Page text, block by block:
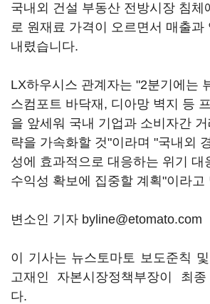
국내외 건설 부동산 전방시장 침체
로 원재료 가격이 오르면서 매출과
내렸습니다.
LX하우시스 관계자는 "2분기에는
스컴포트 바닥재, 디아망 벽지 등
을 앞세워 국내 기업과 소비자간
략을 가속화할 것"이라며 "국내외
성에 효과적으로 대응하는 위기 대
수익성 확보에 집중할 계획"이라고
변소인 기자 byline@etomato.com
이 기사는 뉴스토마토 보도준칙
고재인 자본시장정책부장이 최종
다.